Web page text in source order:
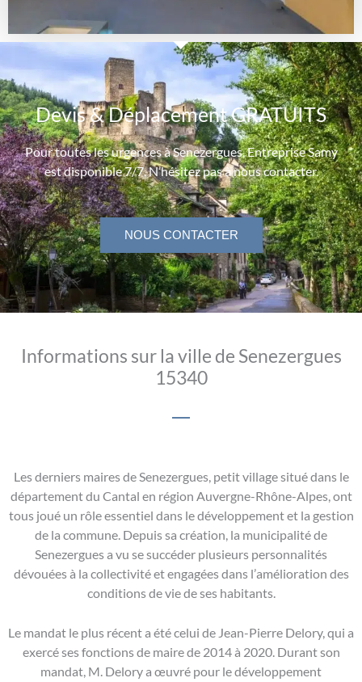
Devis & Déplacement GRATUITS
Pour toutes les urgences à Senezergues, Entreprise Samy
est disponible 7/7. N’hésitez pas à nous contacter.
NOUS CONTACTER
Informations sur la ville de Senezergues
15340
Les derniers maires de Senezergues, petit village situé dans le
département du Cantal en région Auvergne-Rhône-Alpes, ont
tous joué un rôle essentiel dans le développement et la gestion
de la commune. Depuis sa création, la municipalité de
Senezergues a vu se succéder plusieurs personnalités
dévouées à la collectivité et engagées dans l’amélioration des
conditions de vie de ses habitants.
Le mandat le plus récent a été celui de Jean-Pierre Delory, qui a
exercé ses fonctions de maire de 2014 à 2020. Durant son
mandat, M. Delory a œuvré pour le développement